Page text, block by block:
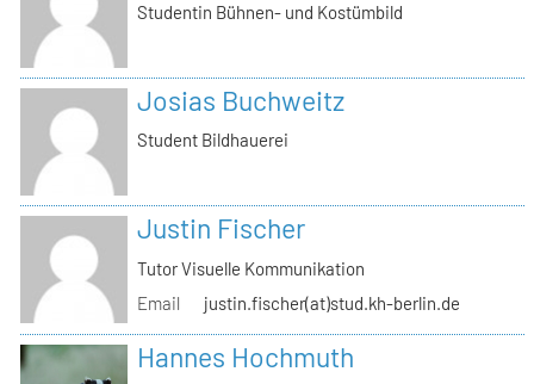
Studentin Bühnen- und Kostümbild
Josias Buchweitz
Student Bildhauerei
Justin Fischer
Tutor Visuelle Kommunikation
Email
justin.fischer(at)stud.kh-berlin.de
Hannes Hochmuth